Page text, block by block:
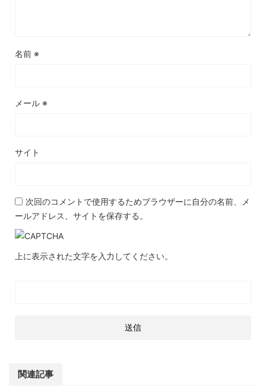
名前 ※
メール ※
サイト
次回のコメントで使用するためブラウザーに自分の名前、メ
ールアドレス、サイトを保存する。
上に表示された文字を入力してください。
関連記事